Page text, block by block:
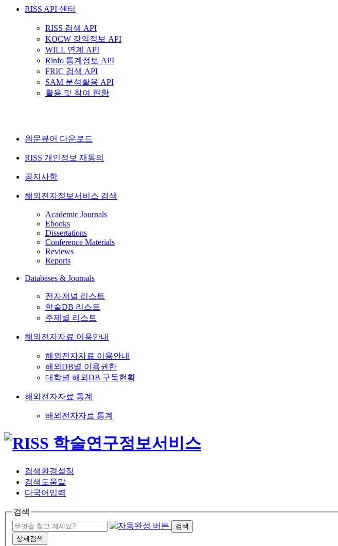
RISS API 센터
RISS 검색 API
KOCW 강의정보 API
WILL 연계 API
Rinfo 통계정보 API
FRIC 검색 API
SAM 분석활용 API
활용 및 참여 현황
원문뷰어 다운로드
RISS 개인정보 재동의
공지사항
해외전자정보서비스 검색
Academic Journals
Ebooks
Dissertations
Conference Materials
Reviews
Reports
Databases & Journals
전자저널 리스트
학술DB 리스트
주제별 리스트
해외전자자료 이용안내
해외전자자료 이용안내
해외DB별 이용권한
대학별 해외DB 구독현황
해외전자자료 통계
해외전자자료 통계
검색환경설정
검색도움말
다국어입력
검색
검색
상세검색